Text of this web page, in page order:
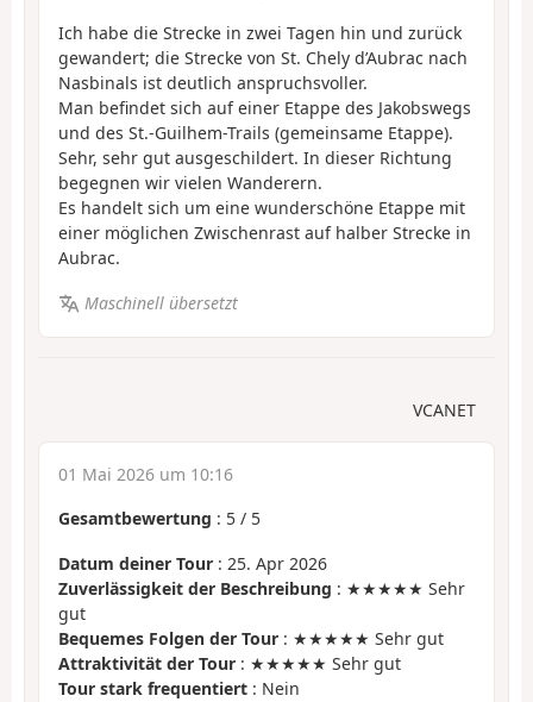
Ich habe die Strecke in zwei Tagen hin und zurück
gewandert; die Strecke von St. Chely d’Aubrac nach
Nasbinals ist deutlich anspruchsvoller.
Man befindet sich auf einer Etappe des Jakobswegs
und des St.-Guilhem-Trails (gemeinsame Etappe).
Sehr, sehr gut ausgeschildert. In dieser Richtung
begegnen wir vielen Wanderern.
Es handelt sich um eine wunderschöne Etappe mit
einer möglichen Zwischenrast auf halber Strecke in
Aubrac.
Maschinell übersetzt
VCANET
01 Mai 2026 um 10:16
Gesamtbewertung : 5 / 5
Datum deiner Tour : 25. Apr 2026
Zuverlässigkeit der Beschreibung : ★★★★★ Sehr
gut
Bequemes Folgen der Tour : ★★★★★ Sehr gut
Attraktivität der Tour : ★★★★★ Sehr gut
Tour stark frequentiert : Nein